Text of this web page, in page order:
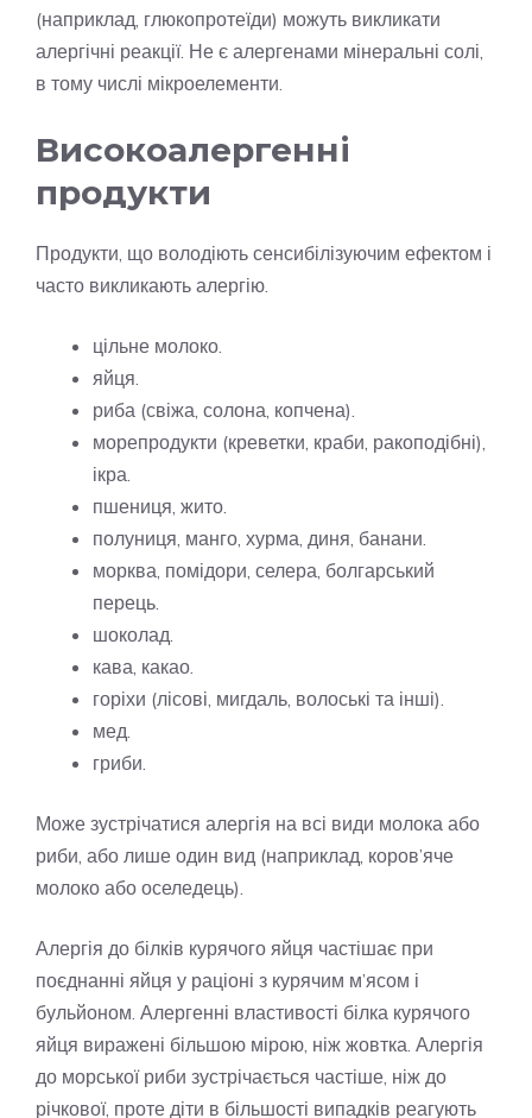
(наприклад, глюкопротеїди) можуть викликати
алергічні реакції. Не є алергенами мінеральні солі,
в тому числі мікроелементи.
Високоалергенні
продукти
Продукти, що володіють сенсибілізуючим ефектом і
часто викликають алергію.
цільне молоко.
яйця.
риба (свіжа, солона, копчена).
морепродукти (креветки, краби, ракоподібні),
ікра.
пшениця, жито.
полуниця, манго, хурма, диня, банани.
морква, помідори, селера, болгарський
перець.
шоколад.
кава, какао.
горіхи (лісові, мигдаль, волоські та інші).
мед.
гриби.
Може зустрічатися алергія на всі види молока або
риби, або лише один вид (наприклад, коров’яче
молоко або оселедець).
Алергія до білків курячого яйця частішає при
поєднанні яйця у раціоні з курячим м’ясом і
бульйоном. Алергенні властивості білка курячого
яйця виражені більшою мірою, ніж жовтка. Алергія
до морської риби зустрічається частіше, ніж до
річкової, проте діти в більшості випадків реагують